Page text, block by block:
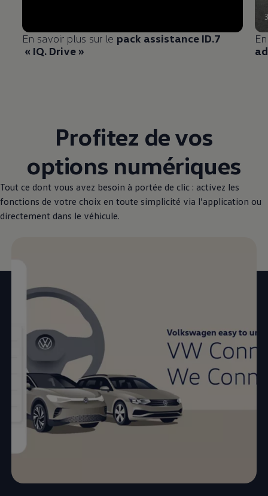
En savoir plus sur le pack assistance ID.7
« IQ. Drive »
Profitez de vos
options numériques
Tout ce dont vous avez besoin à portée de clic : activez les
fonctions de votre choix en toute simplicité via l’application ou
directement dans le véhicule.